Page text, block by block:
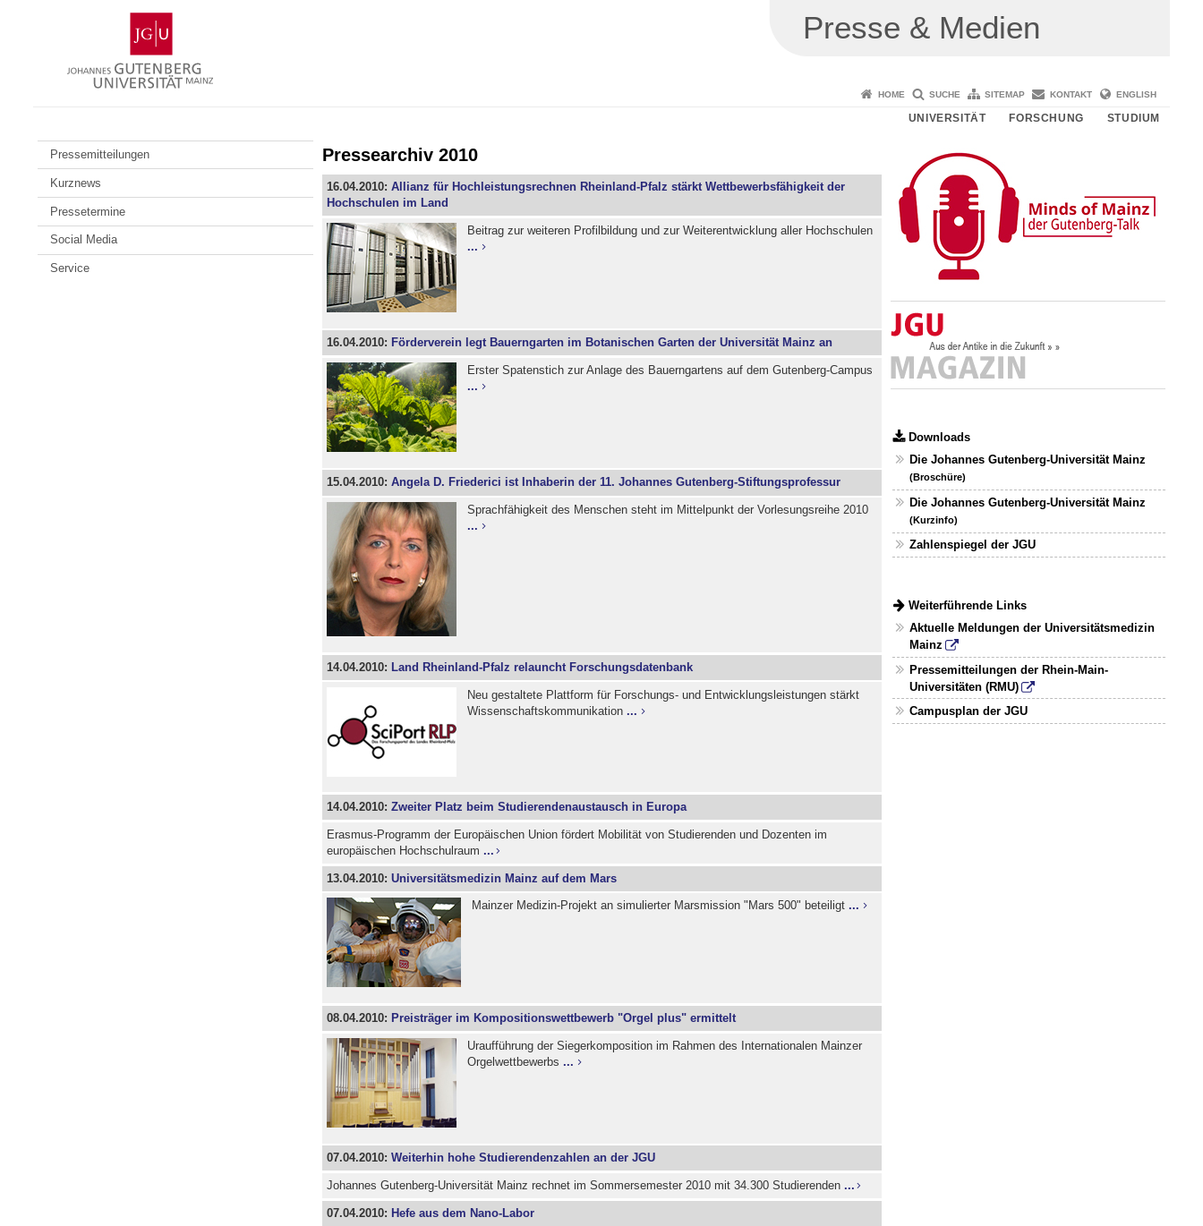
Gutenberg-
Universität
Mainz
Presse & Medien
HOME SUCHE SITEMAP KONTAKT ENGLISH
UNIVERSITÄT FORSCHUNG STUDIUM
Pressemitteilungen
Kurznews
Pressetermine
Social Media
Service
Pressearchiv 2010
16.04.2010: Allianz für Hochleistungsrechnen Rheinland-Pfalz stärkt Wettbewerbsfähigkeit der
Hochschulen im Land
Beitrag zur weiteren Profilbildung und zur Weiterentwicklung aller Hochschulen
...
16.04.2010: Förderverein legt Bauerngarten im Botanischen Garten der Universität Mainz an
Erster Spatenstich zur Anlage des Bauerngartens auf dem Gutenberg-Campus
...
15.04.2010: Angela D. Friederici ist Inhaberin der 11. Johannes Gutenberg-Stiftungsprofessur
Sprachfähigkeit des Menschen steht im Mittelpunkt der Vorlesungsreihe 2010
...
14.04.2010: Land Rheinland-Pfalz relauncht Forschungsdatenbank
Neu gestaltete Plattform für Forschungs- und Entwicklungsleistungen stärkt
Wissenschaftskommunikation...
14.04.2010: Zweiter Platz beim Studierendenaustausch in Europa
Erasmus-Programm der Europäischen Union fördert Mobilität von Studierenden und Dozenten im
europäischen Hochschulraum ...
13.04.2010: Universitätsmedizin Mainz auf dem Mars
Mainzer Medizin-Projekt an simulierter Marsmission "Mars 500" beteiligt...
08.04.2010: Preisträger im Kompositionswettbewerb "Orgel plus" ermittelt
Uraufführung der Siegerkomposition im Rahmen des Internationalen Mainzer
Orgelwettbewerbs...
07.04.2010: Weiterhin hohe Studierendenzahlen an der JGU
Johannes Gutenberg-Universität Mainz rechnet im Sommersemester 2010 mit 34.300 Studierenden ...
07.04.2010: Hefe aus dem Nano-Labor
Downloads
Die Johannes Gutenberg-Universität Mainz
(Broschüre)
Die Johannes Gutenberg-Universität Mainz
(Kurzinfo)
Zahlenspiegel der JGU
Weiterführende Links
Aktuelle Meldungen der Universitätsmedizin
Mainz
Pressemitteilungen der Rhein-Main-
Universitäten (RMU)
Campusplan der JGU